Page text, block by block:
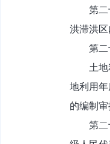
第二十
洪滞洪
第二十
土地利
地利用
的编制
第二十